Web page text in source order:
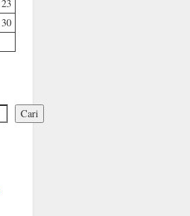
23
30
Cari